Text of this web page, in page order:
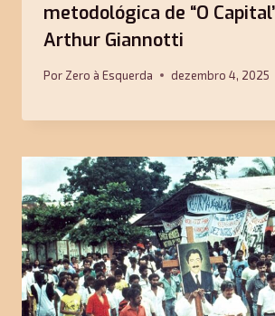
metodológica de “O
Arthur Giannotti
Por Zero à Esquerda dezembro 4, 2025